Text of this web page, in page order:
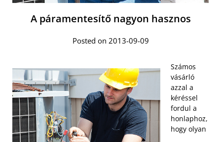
A páramentesítő nagyon hasznos
Posted on 2013-09-09
Számos
vásárló
azzal a
kéréssel
fordul a
honlaphoz,
hogy olyan